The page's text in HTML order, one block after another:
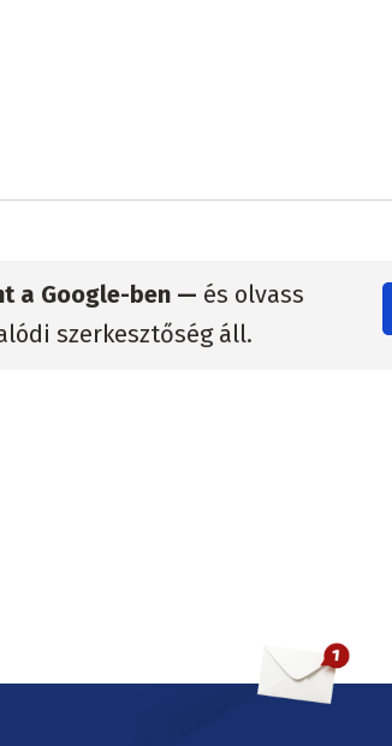
a Google-ben — és olvass
szerkesztőség áll.